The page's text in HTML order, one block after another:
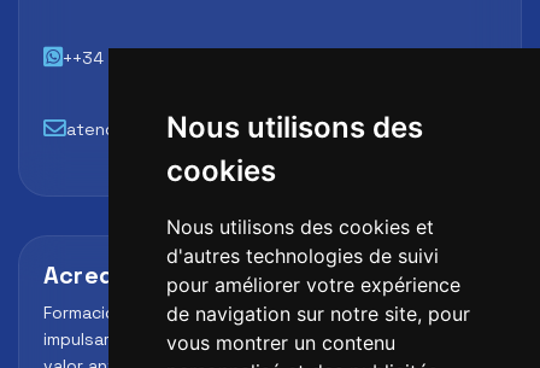
Nous utilisons des
cookies
Nous utilisons des cookies et
d'autres technologies de suivi
pour améliorer votre expérience
de navigation sur notre site, pour
vous montrer un contenu
++34 648 45 44 01
atencion@futbollab.com
Acreditaciones y alianzas
Formación, metodología y reconocimiento para
impulsar el perfil profesional del alumno y reforzar su